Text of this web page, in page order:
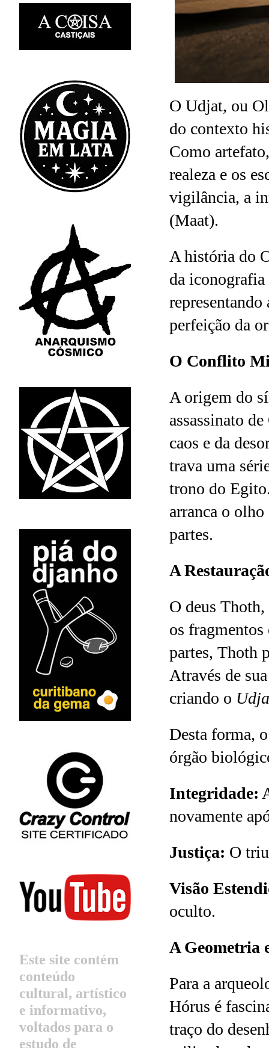
O Udjat, ou
do contexto
Como
realeza e os
vigilância, a
(Maat).
A história do
da
representando
perfeição da
O Conflito
A origem do
assassinato
caos e da
trava uma
trono do
arranca o olho
partes.
A
O deus Thoth,
os fragmentos
partes, Thoth
Através de
criando o
Desta forma,
órgão
Integridade:
novamente
Justiça: O
Visão
oculto.
A Geometria
Para a
Hórus é
traço do
Este site contém
conteúdo
cultural, artístico
e informativo,
voltados para o
estudo de